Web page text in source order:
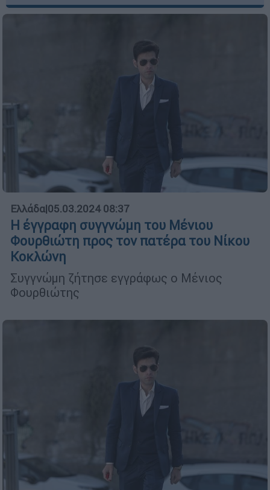
Ελλάδα|05.03.2024 08:37
Η έγγραφη συγγνώμη του Μένιου
Φουρθιώτη προς τον πατέρα του Νίκου
Κοκλώνη
Συγγνώμη ζήτησε εγγράφως ο Μένιος
Φουρθιώτης